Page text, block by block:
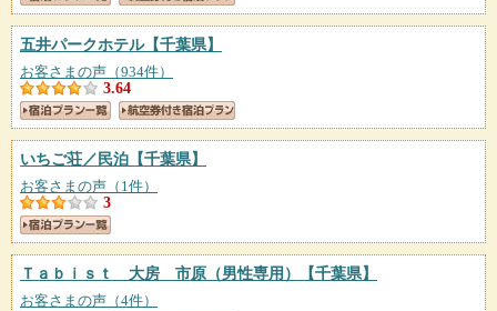
五井パークホテル【千葉県】
お客さまの声（934件）
3.64
いちご荘／民泊 【千葉県】
お客さまの声（1件）
3
Ｔａｂｉｓｔ 大房 市原（男性専用） 【千葉県】
お客さまの声（4件）